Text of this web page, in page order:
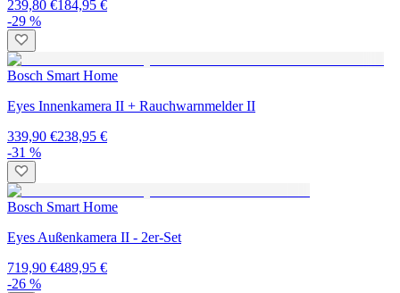
239,80 €184,95 €
-29 %
Bosch Smart Home
Eyes Innenkamera II + Rauchwarnmelder II
339,90 €238,95 €
-31 %
Bosch Smart Home
Eyes Außenkamera II - 2er-Set
719,90 €489,95 €
-26 %